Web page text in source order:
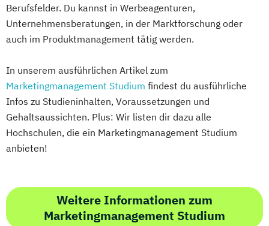
Berufsfelder. Du kannst in Werbeagenturen,
Unternehmensberatungen, in der Marktforschung oder
auch im Produktmanagement tätig werden.
In unserem ausführlichen Artikel zum
Marketingmanagement Studium findest du ausführliche
Infos zu Studieninhalten, Voraussetzungen und
Gehaltsaussichten. Plus: Wir listen dir dazu alle
Hochschulen, die ein Marketingmanagement Studium
anbieten!
Weitere Informationen zum
Marketingmanagement Studium